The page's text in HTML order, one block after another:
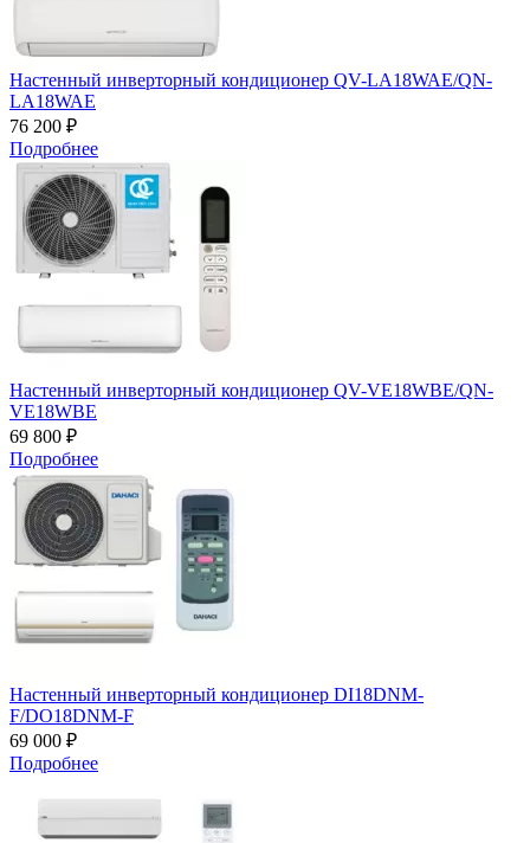
Настенный инверторный кондиционер QV-LA18WAE/QN-
LA18WAE
76 200 ₽
Подробнее
Настенный инверторный кондиционер QV-VE18WBE/QN-
VE18WBE
69 800 ₽
Подробнее
Настенный инверторный кондиционер DI18DNM-
F/DO18DNM-F
69 000 ₽
Подробнее